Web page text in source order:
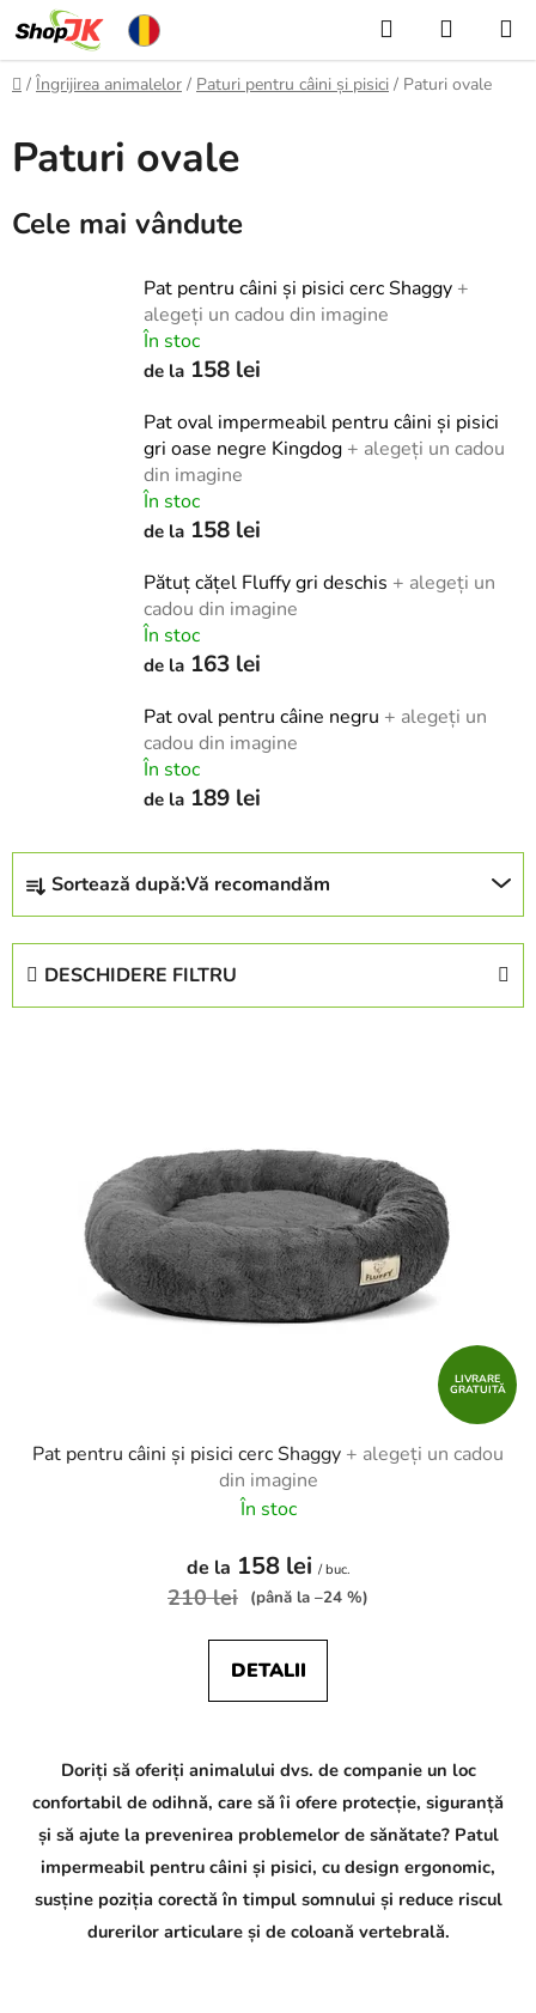
conținut
Căutare
DE
Acasă
/ Îngrijirea animalelor / Paturi pentru câini și pisici / Paturi ovale
Paturi ovale
Cele mai vândute
Pat pentru câini și pisici cerc Shaggy +
alegeți un cadou din imagine
În stoc
de la 158 lei
Pat oval impermeabil pentru câini și pisici
gri oase negre Kingdog + alegeți un cadou
din imagine
În stoc
de la 158 lei
Pătuț cățel Fluffy gri deschis + alegeți un
cadou din imagine
În stoc
de la 163 lei
Pat oval pentru câine negru + alegeți un
cadou din imagine
În stoc
de la 189 lei
S
l
Sortează după:Vă recomandăm
DESCHIDERE FILTRU
LIVRARE
GRATUITĂ
Pat pentru câini și pisici cerc Shaggy + alegeți un cadou
din imagine
În stoc
de la 158 lei / buc.
210 lei (până la –24 %)
DETALII
Doriți să oferiți animalului dvs. de companie un loc
confortabil de odihnă, care să îi ofere protecție, siguranță
și să ajute la prevenirea problemelor de sănătate? Patul
impermeabil pentru câini și pisici, cu design ergonomic,
susține poziția corectă în timpul somnului și reduce riscul
durerilor articulare și de coloană vertebrală.